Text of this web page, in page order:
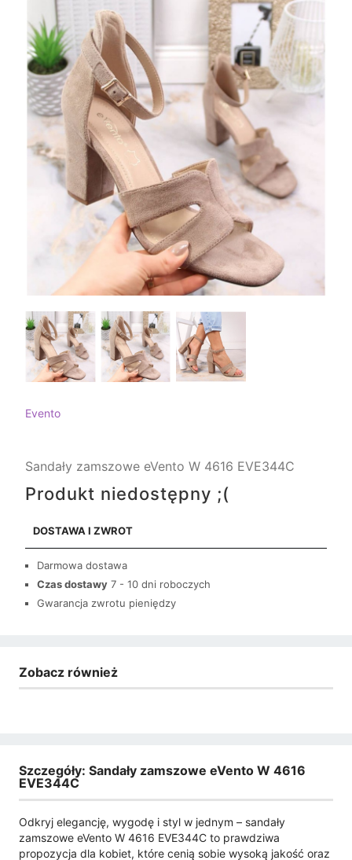
Evento
Sandały zamszowe eVento W 4616 EVE344C
Produkt niedostępny ;(
DOSTAWA I ZWROT
Darmowa dostawa
Czas dostawy 7 - 10 dni roboczych
Gwarancja zwrotu pieniędzy
Zobacz również
Szczegóły: Sandały zamszowe eVento W 4616
EVE344C
Odkryj elegancję, wygodę i styl w jednym – sandały
zamszowe eVento W 4616 EVE344C to prawdziwa
propozycja dla kobiet, które cenią sobie wysoką jakość oraz